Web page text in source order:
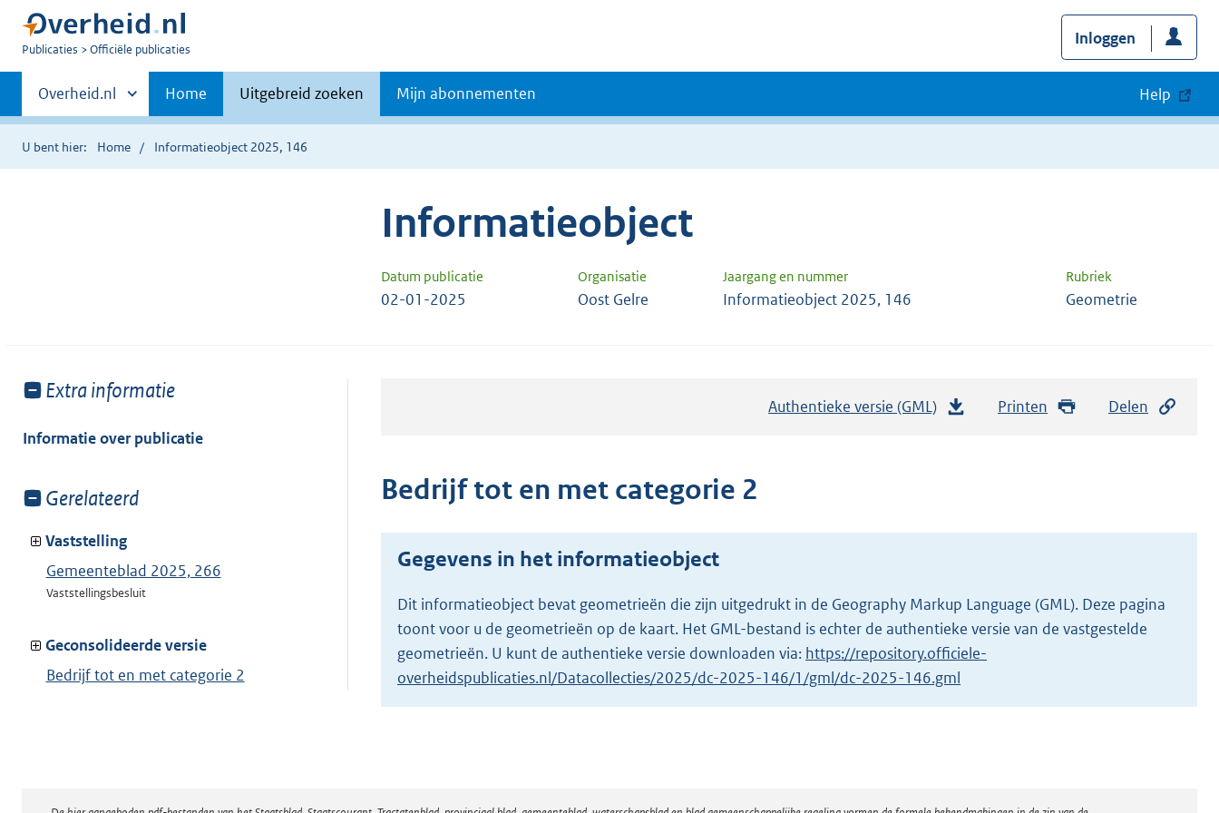
U
Publicaties Officiële publicaties
Inloggen
Primaire
navigatie
Andere
sites
binnen
Overheid.nl Home Uitgebreid zoeken Mijn abonnementen Help
U bent hier: Home Informatieobject 2025, 146
Informatieobject
Datum publicatie Organisatie Jaargang en nummer Rubriek
02-01-2025 Oost Gelre Informatieobject 2025, 146 Geometrie
Toon
van:
Extra informatie
Informatie over publicatie
Toon
van:
Gerelateerd
Vaststelling
Gemeenteblad 2025, 266
Vaststellingsbesluit
Geconsolideerde versie
Bedrijf tot en met categorie 2
Authentieke versie (GML)
n
g
r
o
o
Printen Delen
Bedrijf tot en met categorie 2
Gegevens in het informatieobject
Dit informatieobject bevat geometrieën die zijn uitgedrukt in de Geography Markup Language (GML). Deze pagina
toont voor u de geometrieën op de kaart. Het GML-bestand is echter de authentieke versie van de vastgestelde
geometrieën. U kunt de authentieke versie downloaden via: https://repository.officiele-
overheidspublicaties.nl/Datacollecties/2025/dc-2025-146/1/gml/dc-2025-146.gml